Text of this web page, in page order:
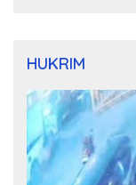
HUKRIM